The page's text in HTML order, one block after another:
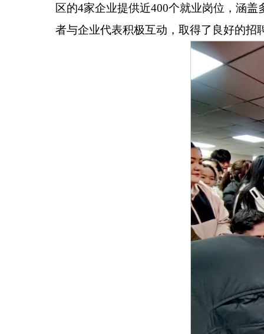
区的4家企业提供近400个就业岗位，涵盖
者与企业代表积极互动，取得了良好的招